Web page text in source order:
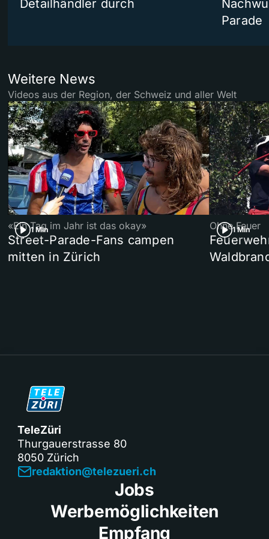
Detailhändler durch
Parade
Weitere News
Videos aus der Region, der Schweiz und aller Welt
1 Min
«Ein Tag im Jahr ist das okay»
Street-Parade-Fans campen
mitten in Zürich
1 Min
Ohne Feuer
TeleZüri
Thurgauerstrasse 80
8050 Zürich
redaktion@telezueri.ch
Jobs
Werbemöglichkeiten
Empfang